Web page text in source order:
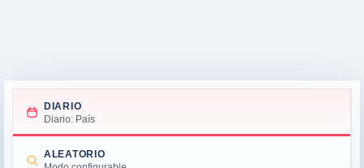
DIARIO
Diario: País
ALEATORIO